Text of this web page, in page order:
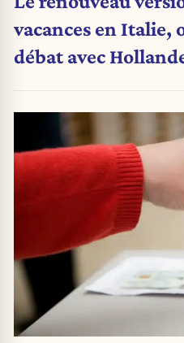
vacances en Italie,
débat avec